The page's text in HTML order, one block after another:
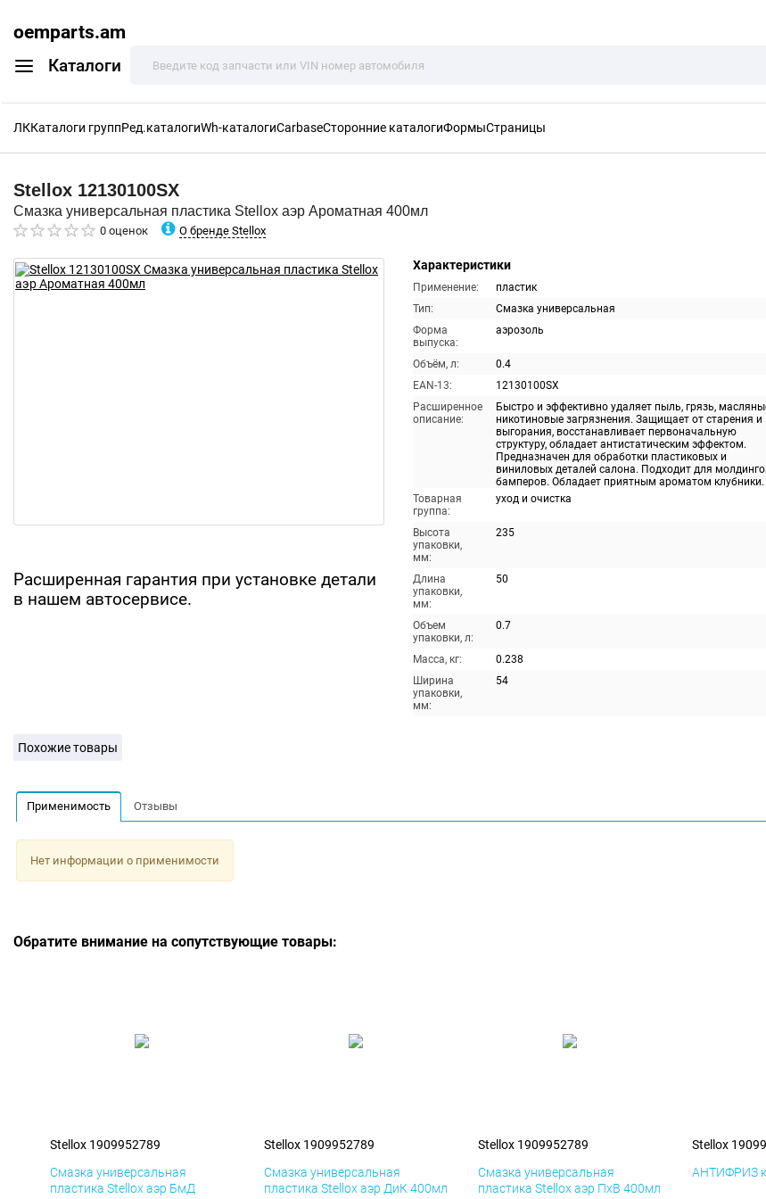
oemparts.am
Каталоги
ЛККаталоги группРед.каталогиWh-каталогиCarbaseСторонние каталогиФормыСтраницы
Stellox 12130100SX
Смазка универсальная пластика Stellox аэр Ароматная 400мл
0 оценок О бренде Stellox
Расширенная гарантия при установке детали
в нашем автосервисе.
Характеристики
Применение:
пластик
Тип:
Смазка универсальная
Форма
выпуска:
аэрозоль
Объём, л:
0.4
EAN-13:
12130100SX
Расширенное
описание:
Быстро и эффективно удаляет пыль, грязь,
никотиновые загрязнения. Защищает от старения и
выгорания, восстанавливает первоначальную
структуру, обладает антистатическим эффектом.
Предназначен для обработки пластиковых и
виниловых деталей салона. Подходит для
бамперов. Обладает приятным ароматом клубники.
Товарная
группа:
уход и очистка
Высота
упаковки,
мм:
235
Длина
упаковки,
мм:
50
Объем
упаковки, л:
0.7
Масса, кг:
0.238
Ширина
упаковки,
мм:
54
Похожие товары
Применимость Отзывы
Нет информации о применимости
Обратите внимание на сопутствующие товары:
Stellox 1909952789
Смазка универсальная
пластика Stellox аэр БмД
Stellox 1909952789
Смазка универсальная
пластика Stellox аэр ДиК 400мл
Stellox 1909952789
Смазка универсальная
пластика Stellox аэр ПхВ 400мл
Stellox
АНТИФРИЗ